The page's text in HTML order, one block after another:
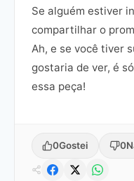
Se alguém estiver
compartilhar o
Ah, e se você tiver
gostaria de ver, é
essa peça!
0Gostei 0